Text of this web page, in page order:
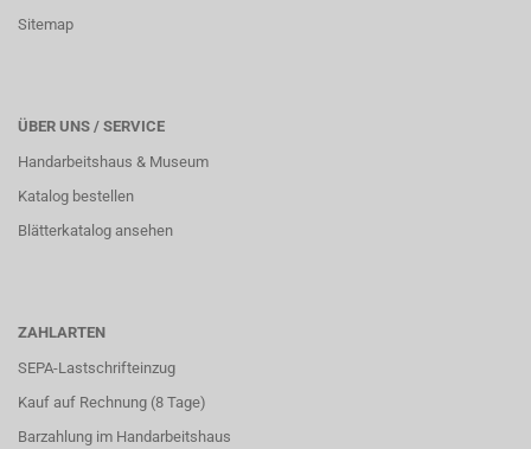
Sitemap
ÜBER UNS / SERVICE
Handarbeitshaus & Museum
Katalog bestellen
Blätterkatalog ansehen
ZAHLARTEN
SEPA-Lastschrifteinzug
Kauf auf Rechnung (8 Tage)
Barzahlung im Handarbeitshaus